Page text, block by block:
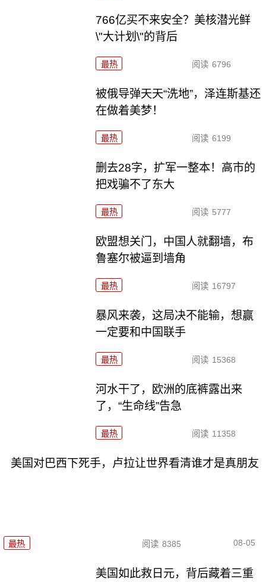
766亿买不来安全？美核潜光鲜
\"大计划\"的背后
最热 阅读 6796
被俄导弹天天“洗地”，泽连斯基还
在做着美梦！
最热 阅读 6199
删去28字，扩军一整本！高市的
把戏骗不了东大
最热 阅读 5777
欧盟想关门，中国人就翻墙，布
鲁塞尔被逼到墙角
最热 阅读 16797
暴风来袭，这局决不能输，想赢
一定要和中国联手
最热 阅读 15368
河水干了，欧洲的底裤露出来
了，“生命线”告急
最热 阅读 11358
美国对巴西下死手，卢拉让世界看清谁才是真朋友
最热 阅读 8385 08-05
美国如此救日元，背后藏着三重